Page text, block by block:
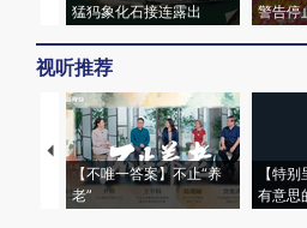
猛犸象化石接连露出
警告停
视听推荐
【不唯一答案】不止“养
老”
【特
有意思